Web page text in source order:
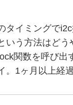
タイミングで
いう方法はど
関数を呼び
。1ヶ月以上経